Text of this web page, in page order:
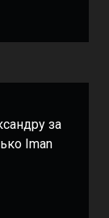
за
Iman